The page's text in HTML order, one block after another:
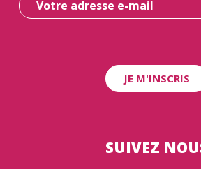
SUIVEZ